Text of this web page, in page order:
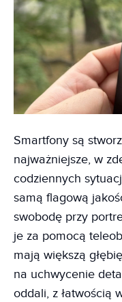
Smartfony są
najważniejsze, w
codziennych
samą flagową
swobodę przy
je za pomocą
mają większą
na uchwycenie
oddali, z łatwością